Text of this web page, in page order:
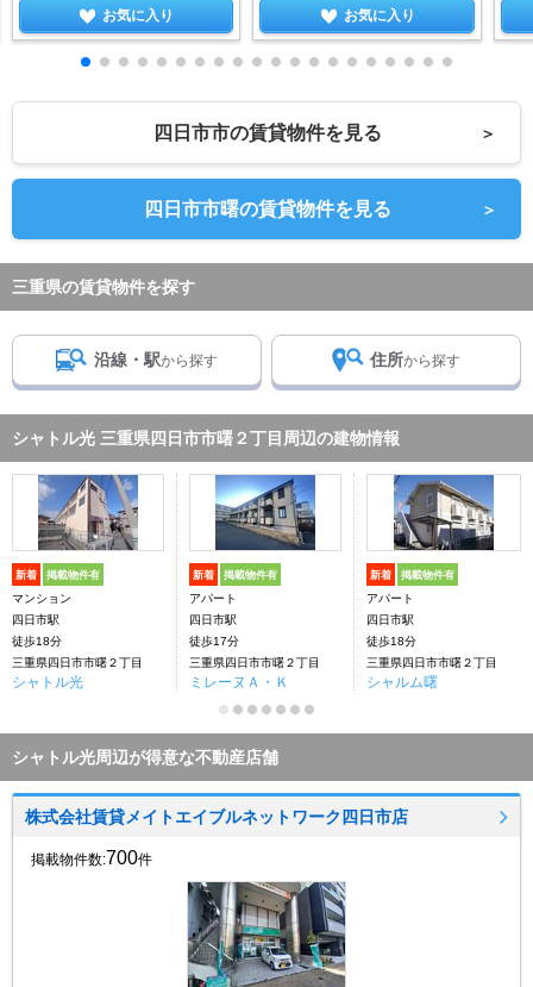
お気に入り お気に入り
四日市市の賃貸物件を見る ＞
四日市市曙の賃貸物件を見る ＞
三重県の賃貸物件を探す
沿線・駅から探す 住所から探す
シャトル光 三重県四日市市曙２丁目周辺の建物情報
新着 掲載物件有
マンション
四日市駅
徒歩18分
三重県四日市市曙２丁目
シャトル光
新着 掲載物件有
アパート
四日市駅
徒歩17分
三重県四日市市曙２丁目
ミレーヌＡ・Ｋ
新着 掲載物件有
アパート
四日市駅
徒歩18分
三重県四日市市曙２丁目
シャルム曙
シャトル光周辺が得意な不動産店舗
株式会社賃貸メイトエイブルネットワーク四日市店
掲載物件数:700件